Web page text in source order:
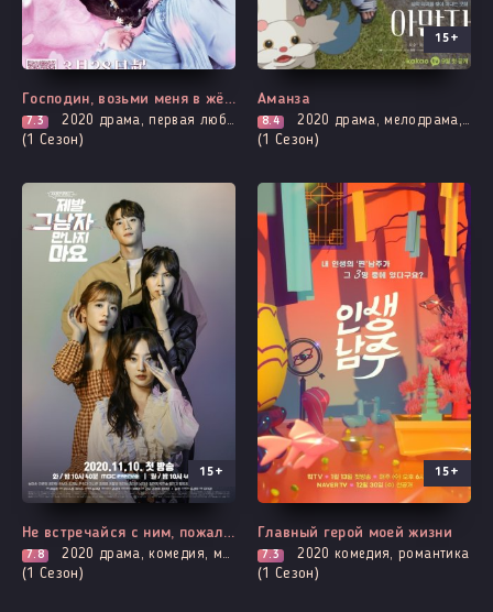
Выходит - 4 Серия
Господин, возьми меня в жёны
7.3 2020 драма, первая любовь, история, мистика, комедия, романтика
(1 Сезон)
Все серии
15+
Аманза
8.4 2020 драма, мелодрама, приключения, вебтун, повседневность, фэнтези
(1 Сезон)
Все серии
15+
Не встречайся с ним, пожалуйста!
7.8 2020 драма, комедия, мелодрама, романтика, фантастика
(1 Сезон)
Все серии
15+
Главный герой моей жизни
7.3 2020 комедия, романтика
(1 Сезон)